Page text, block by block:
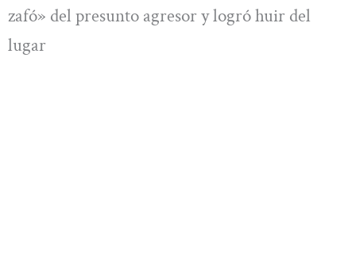
zafó» del presunto agresor y logró huir del
lugar